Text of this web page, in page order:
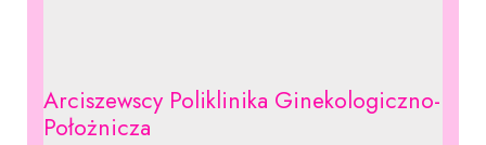
Arciszewscy Poliklinika Ginekologiczno-
Położnicza